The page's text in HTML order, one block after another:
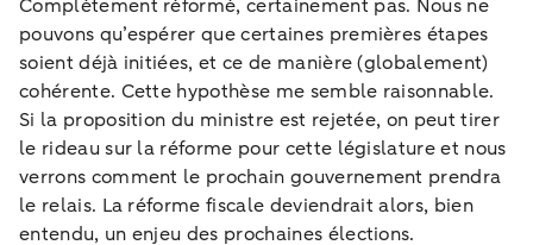
Complètement réformé, certainement pas. Nous ne
pouvons qu’espérer que certaines premières étapes
soient déjà initiées, et ce de manière (globalement)
cohérente. Cette hypothèse me semble raisonnable.
Si la proposition du ministre est rejetée, on peut tirer
le rideau sur la réforme pour cette législature et nous
verrons comment le prochain gouvernement prendra
le relais. La réforme fiscale deviendrait alors, bien
entendu, un enjeu des prochaines élections.